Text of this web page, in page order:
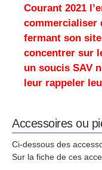
Courant 2021
commercialiser
fermant son
concentrer sur
un soucis SAV
leur rappeler
Accessoires ou
Ci-dessous des
Sur la fiche de ces